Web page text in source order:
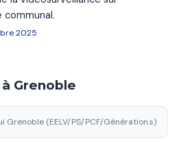
2025
Grenoble
Grenoble (EELV/PS/PCF/Génération.s)